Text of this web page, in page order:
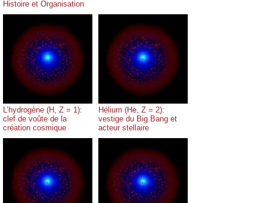
Histoire et Organisation
L’hydrogène (H, Z = 1):
clef de voûte de la
création cosmique
Hélium (He, Z = 2):
vestige du Big Bang et
acteur stellaire